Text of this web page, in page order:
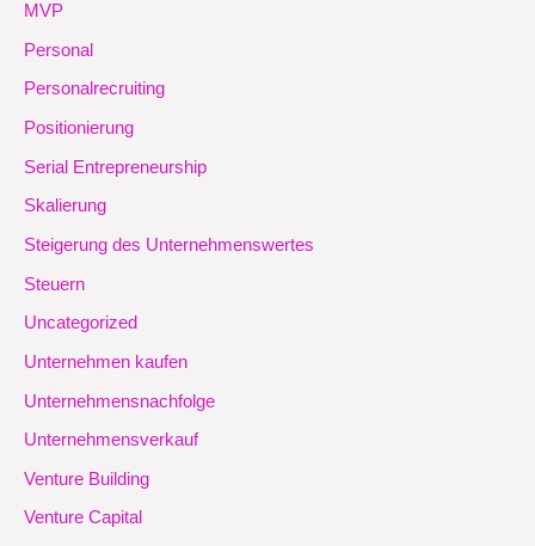
MVP
Personal
Personalrecruiting
Positionierung
Serial Entrepreneurship
Skalierung
Steigerung des Unternehmenswertes
Steuern
Uncategorized
Unternehmen kaufen
Unternehmensnachfolge
Unternehmensverkauf
Venture Building
Venture Capital